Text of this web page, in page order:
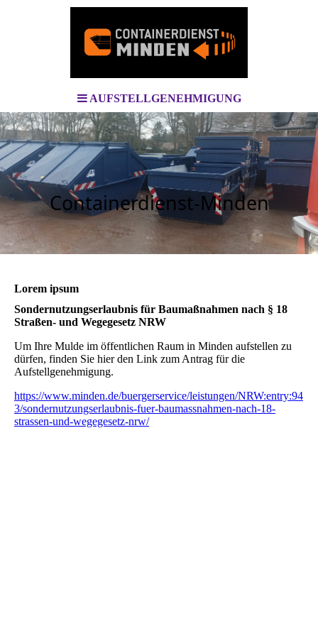
AUFSTELLGENEHMIGUNG
Containerdienst-Minden
Lorem ipsum
Sondernutzungserlaubnis für Baumaßnahmen nach § 18
Straßen- und Wegegesetz NRW
Um Ihre Mulde im öffentlichen Raum in Minden aufstellen zu
dürfen, finden Sie hier den Link zum Antrag für die
Aufstellgenehmigung.
https://www.minden.de/buergerservice/leistungen/NRW:entry:94
3/sondernutzungserlaubnis-fuer-baumassnahmen-nach-18-
strassen-und-wegegesetz-nrw/